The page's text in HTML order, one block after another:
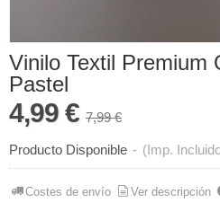
Vinilo Textil Premium
Pastel
4,99 € 7,99 €
Producto Disponible - (Imp.
Costes de envío Ver descripción